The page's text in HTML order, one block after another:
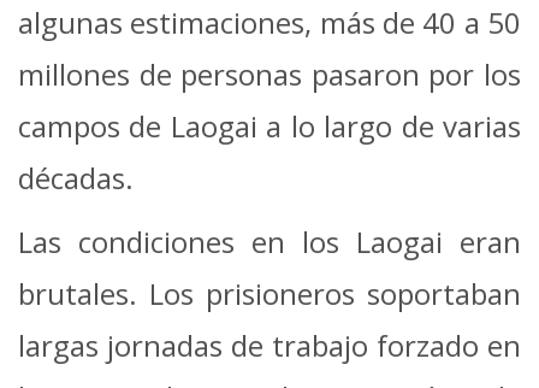
algunas estimaciones, más de 40 a 50
millones de personas pasaron por los
campos de Laogai a lo largo de varias
décadas.
Las condiciones en los Laogai eran
brutales. Los prisioneros soportaban
largas jornadas de trabajo forzado en